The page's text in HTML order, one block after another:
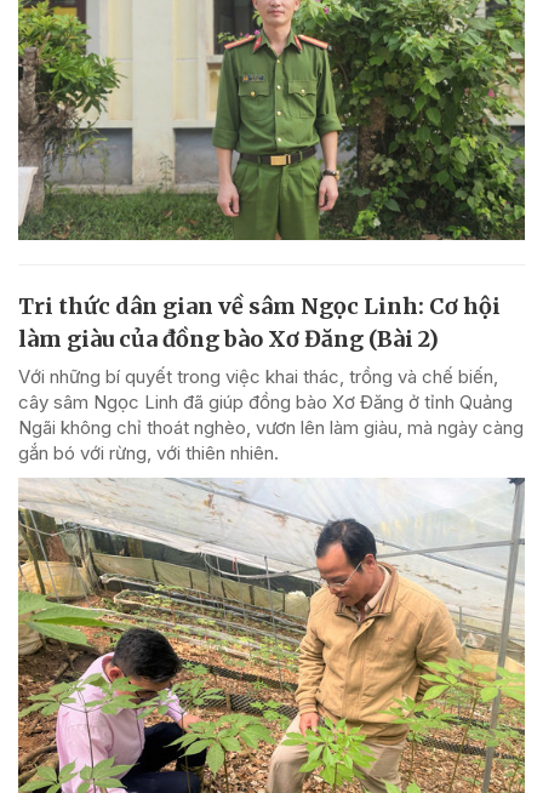
Tri thức dân gian về sâm Ngọc Linh: Cơ hội
làm giàu của đồng bào Xơ Đăng (Bài 2)
Với những bí quyết trong việc khai thác, trồng và chế biến,
cây sâm Ngọc Linh đã giúp đồng bào Xơ Đăng ở tỉnh Quảng
Ngãi không chỉ thoát nghèo, vươn lên làm giàu, mà ngày càng
gắn bó với rừng, với thiên nhiên.